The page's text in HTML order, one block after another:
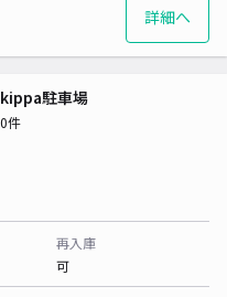
詳細へ
駐車場
件
再入庫
可